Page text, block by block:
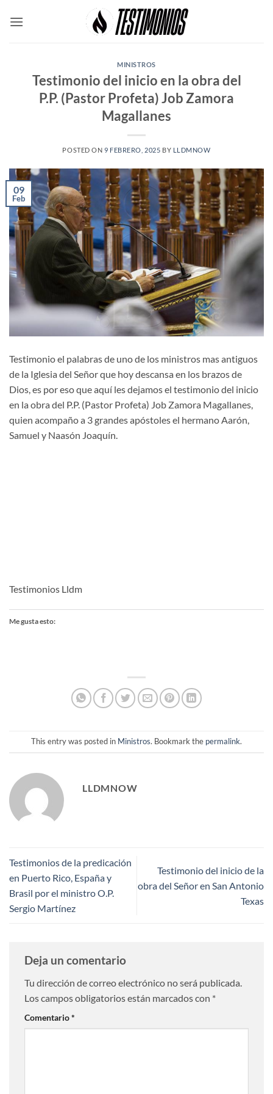
MINISTROS
Testimonio del inicio en la obra del
P.P. (Pastor Profeta) Job Zamora
Magallanes
POSTED ON9 FEBRERO, 2025 BY LLDMNOW
09
Feb
Testimonio el palabras de uno de los ministros mas antiguos
de la Iglesia del Señor que hoy descansa en los brazos de
Dios, es por eso que aquí les dejamos el testimonio del inicio
en la obra del P.P. (Pastor Profeta) Job Zamora Magallanes,
quien acompaño a 3 grandes apóstoles el hermano Aarón,
Samuel y Naasón Joaquín.
Testimonios Lldm
Me gusta esto:
This entry was posted in Ministros. Bookmark the permalink.
LLDMNOW
Testimonios de la predicación
en Puerto Rico, España y
Brasil por el ministro O.P.
Sergio Martínez
Testimonio del inicio de la
obra del Señor en San Antonio
Texas
Deja un comentario
Tu dirección de correo electrónico no será publicada.
Los campos obligatorios están marcados con *
Comentario*